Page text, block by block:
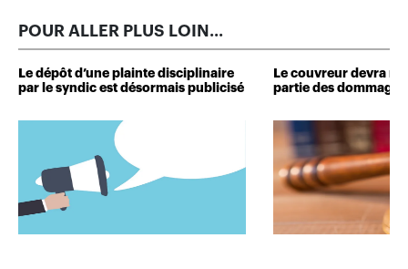
POUR ALLER PLUS LOIN...
Le dépôt d’une plainte disciplinaire
par le syndic est désormais publicisé
Le couvreur devra
partie des dommages